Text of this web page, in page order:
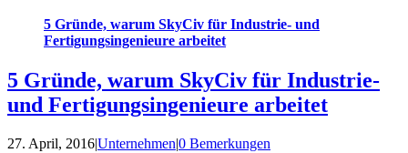
5 Gründe, warum SkyCiv für Industrie- und
Fertigungsingenieure arbeitet
5 Gründe, warum SkyCiv für Industrie-
und Fertigungsingenieure arbeitet
27. April, 2016|Unternehmen|0 Bemerkungen